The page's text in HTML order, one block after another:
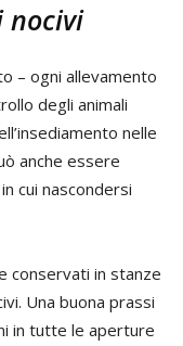
nocivi
– ogni allevamento
degli animali
nelle
anche essere
cui nascondersi
conservati in stanze
Una buona prassi
in tutte le aperture